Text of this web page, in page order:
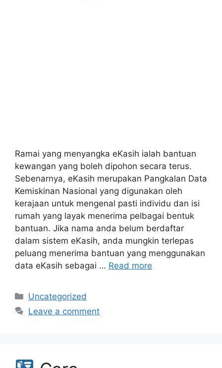
Ramai yang menyangka eKasih ialah bantuan
kewangan yang boleh dipohon secara terus.
Sebenarnya, eKasih merupakan Pangkalan Data
Kemiskinan Nasional yang digunakan oleh
kerajaan untuk mengenal pasti individu dan isi
rumah yang layak menerima pelbagai bentuk
bantuan. Jika nama anda belum berdaftar
dalam sistem eKasih, anda mungkin terlepas
peluang menerima bantuan yang menggunakan
data eKasih sebagai … Read more
Categories
Uncategorized
Leave a comment